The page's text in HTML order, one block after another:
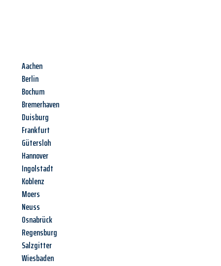
Aachen
Berlin
Bochum
Bremerhaven
Duisburg
Frankfurt
Gütersloh
Hannover
Ingolstadt
Koblenz
Moers
Neuss
Osnabrück
Regensburg
Salzgitter
Wiesbaden